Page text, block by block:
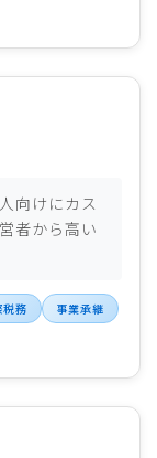
向けにカス
者から高い
税務 事業承継